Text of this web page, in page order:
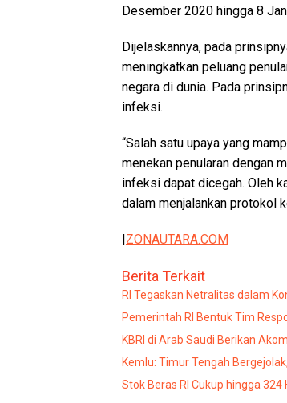
Desember 2020 hingga 8
Dijelaskannya, pada
meningkatkan peluang
negara di dunia. Pada
infeksi.
“Salah satu upaya yang
menekan penularan dengan
infeksi dapat dicegah. Oleh
dalam menjalankan protokol
ZONAUTARA.COM
Berita Terkait
RI Tegaskan Netralitas dalam
Pemerintah RI Bentuk Tim
KBRI di Arab Saudi Berikan
Kemlu: Timur Tengah
Stok Beras RI Cukup hingga 324